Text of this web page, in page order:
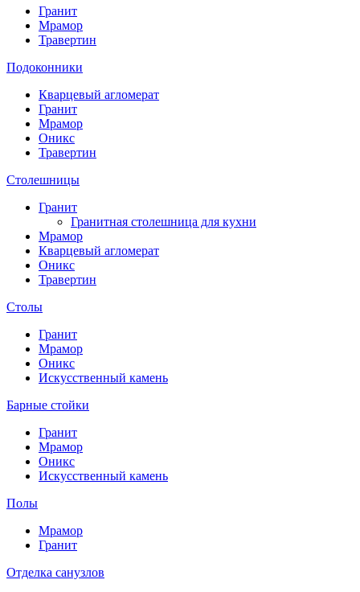
Гранит
Мрамор
Травертин
Подоконники
Кварцевый агломерат
Гранит
Мрамор
Оникс
Травертин
Столешницы
Гранит
Гранитная столешница для кухни
Мрамор
Кварцевый агломерат
Оникс
Травертин
Столы
Гранит
Мрамор
Оникс
Искусственный камень
Барные стойки
Гранит
Мрамор
Оникс
Искусственный камень
Полы
Мрамор
Гранит
Отделка санузлов